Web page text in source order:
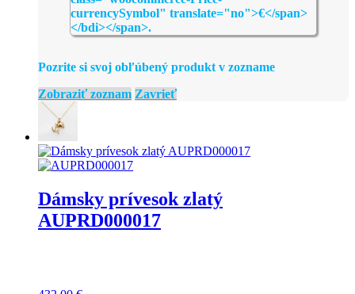
Pozrite si svoj obľúbený produkt v zozname
Zobraziť zoznam Zavrieť
Dámsky prívesok zlatý
AUPRD000017